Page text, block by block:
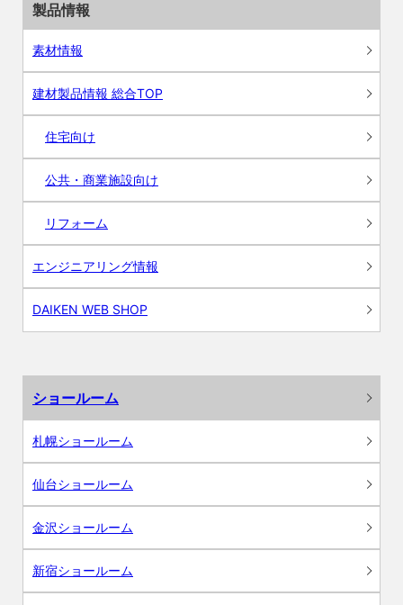
製品情報
素材情報
建材製品情報 総合TOP
住宅向け
公共・商業施設向け
リフォーム
エンジニアリング情報
DAIKEN WEB SHOP
ショールーム
札幌ショールーム
仙台ショールーム
金沢ショールーム
新宿ショールーム